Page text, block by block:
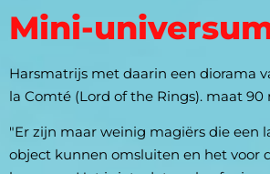
Mini-
Harsmatrijs met daarin een diorama
la Comté (Lord of the Rings). maat
"Er zijn maar weinig magiërs die een
object kunnen omsluiten en het voor